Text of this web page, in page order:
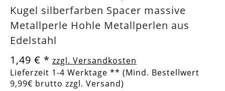
Kugel silberfarben Spacer massive
Metallperle Hohle Metallperlen aus
Edelstahl
1,49 € * zzgl. Versandkosten
Lieferzeit 1-4 Werktage ** (Mind. Bestellwert
9,99€ brutto zzgl. Versand)